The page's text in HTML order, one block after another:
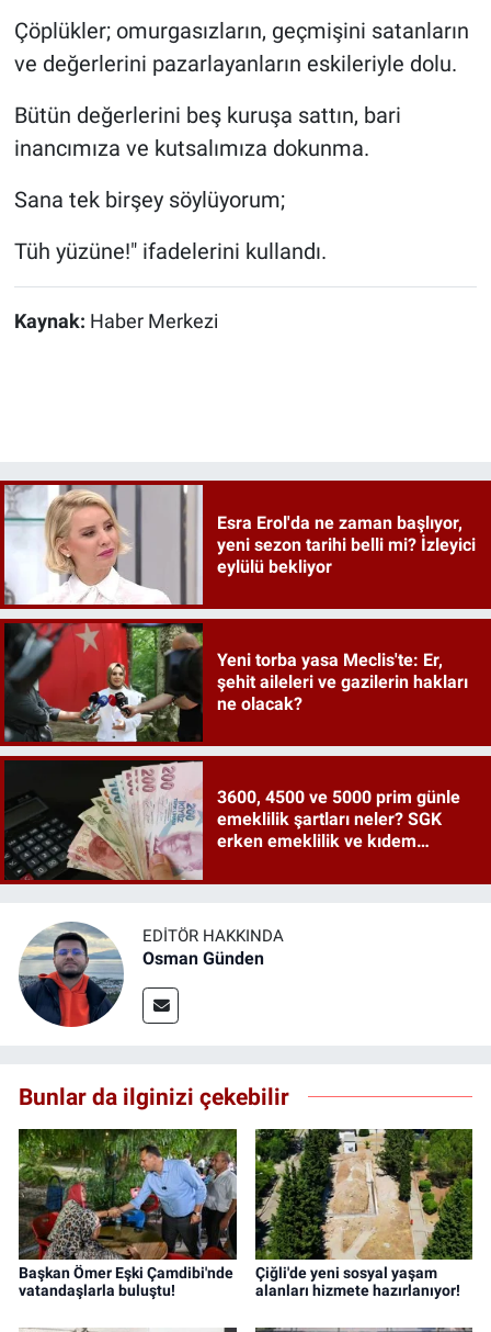
Çöplükler; omurgasızların, geçmişini satanların
ve değerlerini pazarlayanların eskileriyle dolu.
Bütün değerlerini beş kuruşa sattın, bari
inancımıza ve kutsalımıza dokunma.
Sana tek birşey söylüyorum;
Tüh yüzüne!" ifadelerini kullandı.
Kaynak: Haber Merkezi
Esra Erol'da ne zaman başlıyor,
yeni sezon tarihi belli mi? İzleyici
eylülü bekliyor
Yeni torba yasa Meclis'te: Er,
şehit aileleri ve gazilerin hakları
ne olacak?
3600, 4500 ve 5000 prim günle
emeklilik şartları neler? SGK
erken emeklilik ve kıdem
EDITÖR HAKKINDA
Osman Günden
Bunlar da ilginizi çekebilir
Başkan Ömer Eşki Çamdibi'nde
vatandaşlarla buluştu!
Çiğli'de yeni sosyal yaşam
alanları hizmete hazırlanıyor!